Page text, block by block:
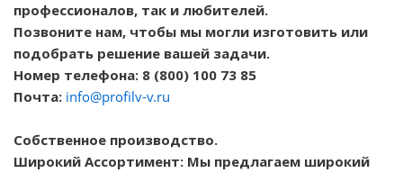
профессионалов, так и любителей.
Позвоните нам, чтобы мы могли изготовить или
подобрать решение вашей задачи.
Номер телефона: 8 (800) 100 73 85
Почта: info@profilv-v.ru
Собственное производство.
Широкий Ассортимент: Мы предлагаем широкий